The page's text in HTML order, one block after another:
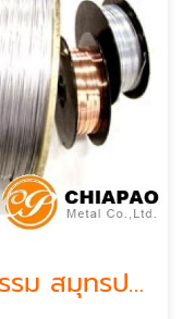
ม้วนลวดเย็บอุตสาหกรรม สมุทรปราการ